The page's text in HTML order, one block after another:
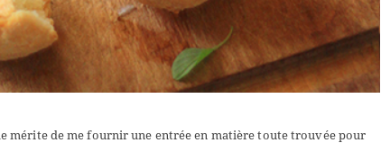
mérite de me fournir une entrée en matière toute trouvée pour